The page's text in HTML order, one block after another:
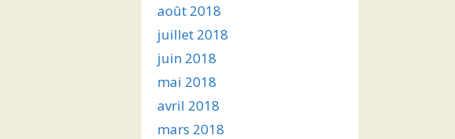
août 2018
juillet 2018
juin 2018
mai 2018
avril 2018
mars 2018